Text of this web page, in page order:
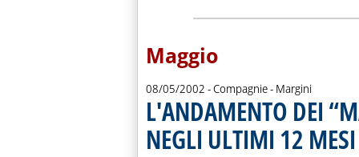
Maggio
08/05/2002 - Compagnie - Margini
L'ANDAMENTO DEI
NEGLI ULTIMI 12 MESI